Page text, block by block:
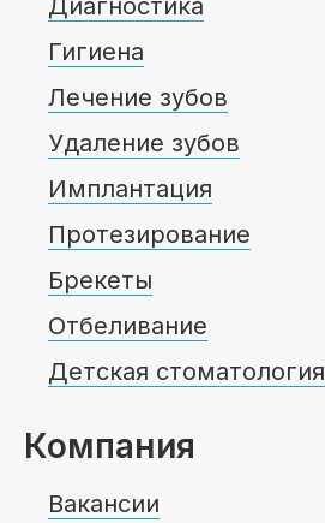
Гарантии Информация
Диагностика
Гигиена
Лечение зубов
Удаление зубов
Имплантация
Протезирование
Брекеты
Отбеливание
Детская стоматология
Компания
Вакансии